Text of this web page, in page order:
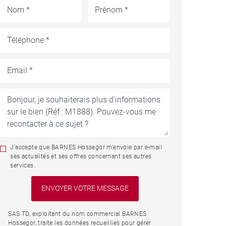
J'accepte que BARNES Hossegor m'envoie par e-mail
ses actualités et ses offres concernant ses autres
services.
SAS TD, exploitant du nom commercial BARNES
Hossegor, traite les données recueillies pour gérer